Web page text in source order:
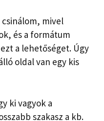
csinálom, mivel
és a formátum
a lehetőséget. Úgy
oldal van egy kis
ki vagyok a
szakasz a kb.